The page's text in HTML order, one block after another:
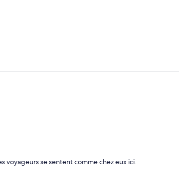
se sentent comme chez eux ici.